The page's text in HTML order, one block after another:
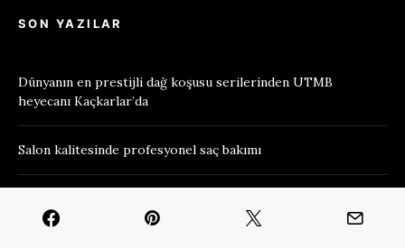
SON YAZILAR
Dünyanın en prestijli dağ koşusu serilerinden UTMB
heyecanı Kaçkarlar’da
Salon kalitesinde profesyonel saç bakımı